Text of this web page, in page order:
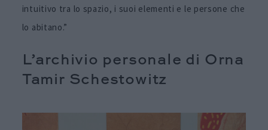
intuitivo tra lo spazio, i suoi elementi e le persone che
lo abitano.”
L’archivio personale di Orna
Tamir Schestowitz